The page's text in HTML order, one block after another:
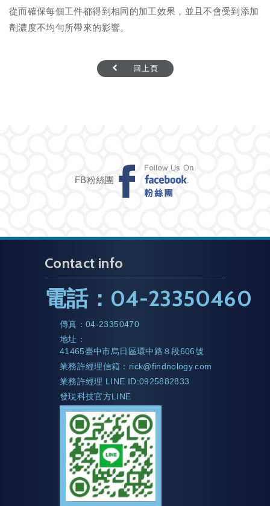
從而確保每個工件都得到相同的加工效果，並且不會受到添加
劑濃度不均勻所帶來的影響。
回上頁
FB粉絲團
Contact info
電話： 04-23350460
傳真：04-23350470
地址：
41465臺中市烏日區環中路８段606號
業務許經理信箱： rick@findnology.com
業務許經理 LINE ID:0925882833
發現科技官方LINE